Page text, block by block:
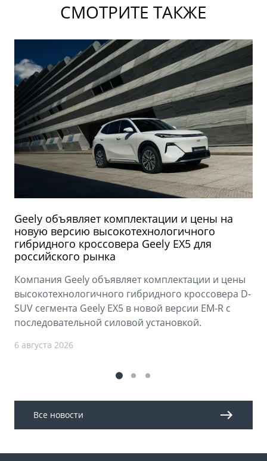
СМОТРИТЕ ТАКЖЕ
Geely объявляет комплектации и цены на
новую версию высокотехнологичного
гибридного кроссовера Geely EX5 для
российского рынка
Компания Geely объявляет комплектации и цены
высокотехнологичного гибридного кроссовера D-
SUV сегмента Geely EX5 в новой версии EM-R с
последовательной силовой установкой.
6 августа 2026
Все новости